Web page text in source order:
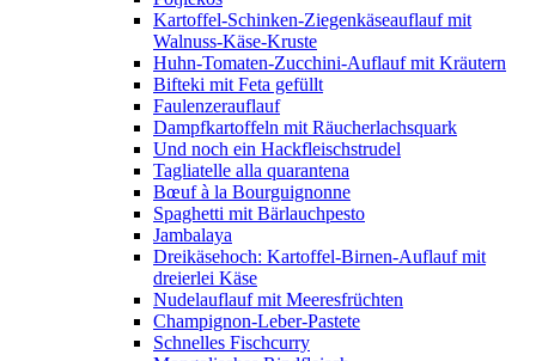
Kartoffel-Schinken-Ziegenkäseauflauf mit
Walnuss-Käse-Kruste
Huhn-Tomaten-Zucchini-Auflauf mit Kräutern
Bifteki mit Feta gefüllt
Faulenzerauflauf
Dampfkartoffeln mit Räucherlachsquark
Und noch ein Hackfleischstrudel
Tagliatelle alla quarantena
Bœuf à la Bourguignonne
Spaghetti mit Bärlauchpesto
Jambalaya
Dreikäsehoch: Kartoffel-Birnen-Auflauf mit
dreierlei Käse
Nudelauflauf mit Meeresfrüchten
Champignon-Leber-Pastete
Schnelles Fischcurry